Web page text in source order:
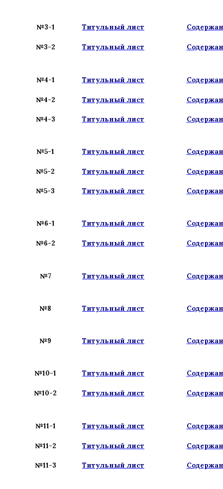
№3-1
№3-2
Титульный лист
Титульный лист
№4-1
№4-2
№4-3
Титульный лист
Титульный лист
Титульный лист
№5-1
№5-2
№5-3
Титульный лист
Титульный лист
Титульный лист
№6-1
№6-2
Титульный лист
Титульный лист
№7 Титульный лист
№8 Титульный лист
№9 Титульный лист
№10-1
№10-2
Титульный лист
Титульный лист
№11-1
№11-2
№11-3
Титульный лист
Титульный лист
Титульный лист